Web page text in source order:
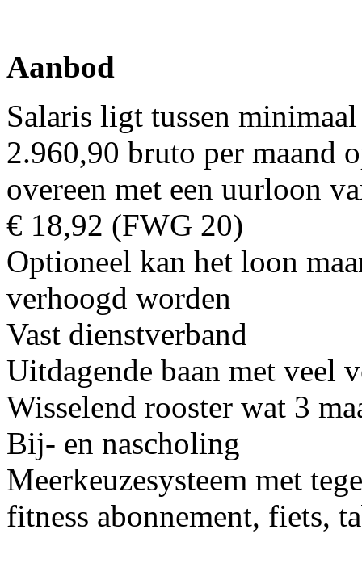
Aanbod
Salaris ligt tussen
2.960,90 bruto per maand
overeen met een uurloon
€ 18,92 (FWG 20)
Optioneel kan het loon
verhoogd worden
Vast dienstverband
Uitdagende baan met veel
Wisselend rooster wat 3
Bij- en nascholing
Meerkeuzesysteem met
fitness abonnement, fiets,